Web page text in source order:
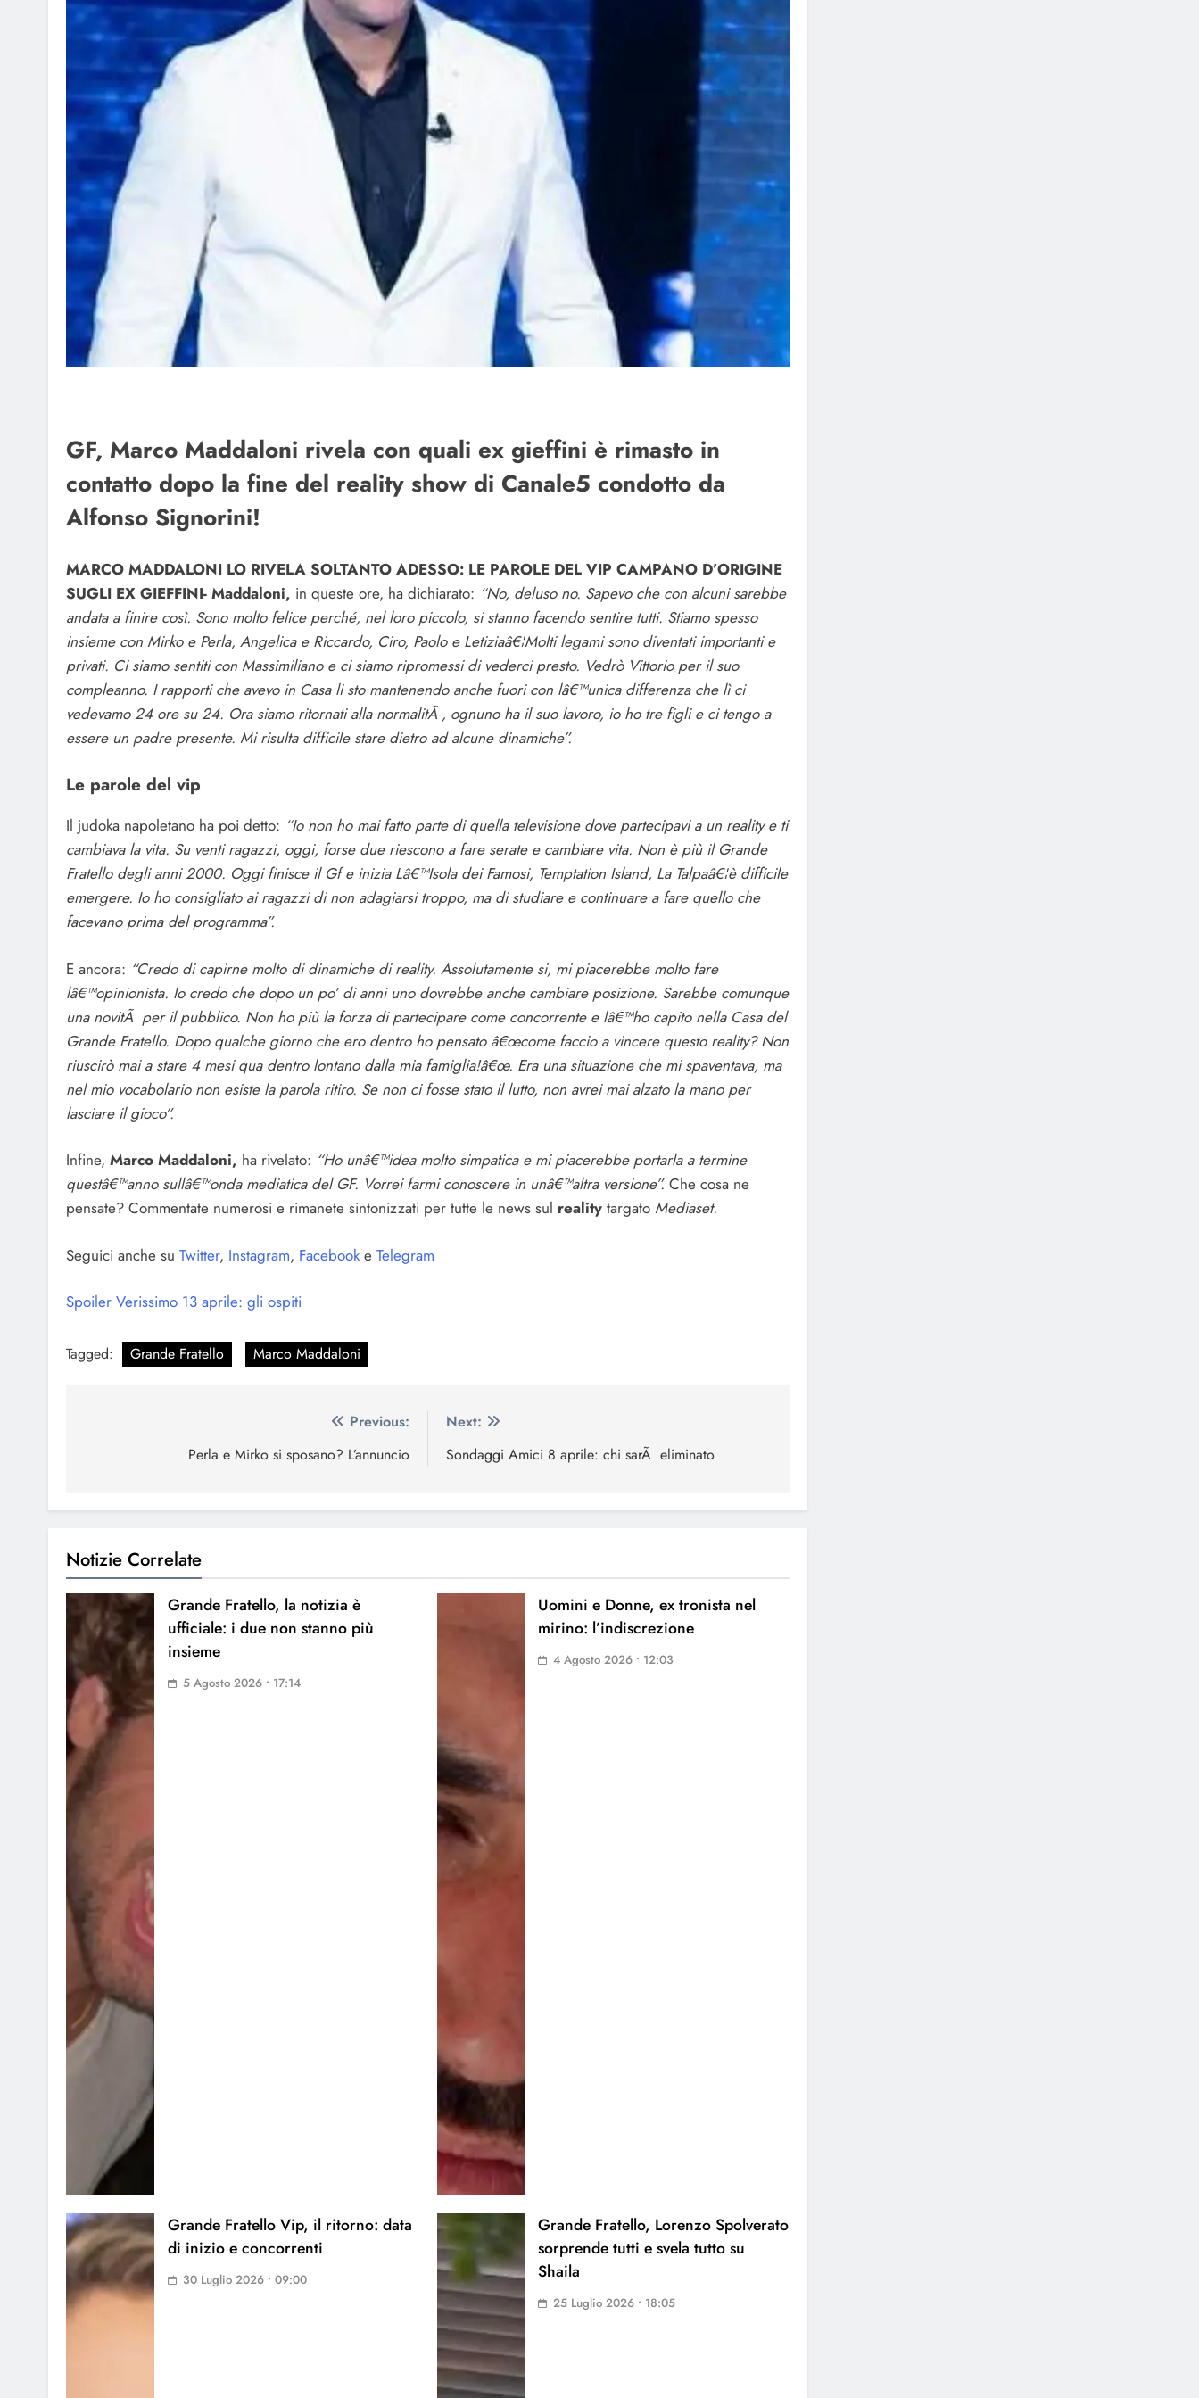
GF, Marco Maddaloni rivela con quali ex gieffini è rimasto in
contatto dopo la fine del reality show di Canale5 condotto da
Alfonso Signorini!
MARCO MADDALONI LO RIVELA SOLTANTO ADESSO: LE PAROLE DEL VIP CAMPANO D’ORIGINE
SUGLI EX GIEFFINI- Maddaloni, in queste ore, ha dichiarato: “No, deluso no. Sapevo che con alcuni sarebbe
andata a finire così. Sono molto felice perché, nel loro piccolo, si stanno facendo sentire tutti. Stiamo spesso
insieme con Mirko e Perla, Angelica e Riccardo, Ciro, Paolo e Letiziaâ€¦Molti legami sono diventati importanti e
privati. Ci siamo sentiti con Massimiliano e ci siamo ripromessi di vederci presto. Vedrò Vittorio per il suo
compleanno. I rapporti che avevo in Casa li sto mantenendo anche fuori con lâ€™unica differenza che lì ci
vedevamo 24 ore su 24. Ora siamo ritornati alla normalitÃ , ognuno ha il suo lavoro, io ho tre figli e ci tengo a
essere un padre presente. Mi risulta difficile stare dietro ad alcune dinamiche”.
Le parole del vip
Il judoka napoletano ha poi detto: “Io non ho mai fatto parte di quella televisione dove partecipavi a un reality e ti
cambiava la vita. Su venti ragazzi, oggi, forse due riescono a fare serate e cambiare vita. Non è più il Grande
Fratello degli anni 2000. Oggi finisce il Gf e inizia Lâ€™Isola dei Famosi, Temptation Island, La Talpaâ€¦è difficile
emergere. Io ho consigliato ai ragazzi di non adagiarsi troppo, ma di studiare e continuare a fare quello che
facevano prima del programma”.
E ancora: “Credo di capirne molto di dinamiche di reality. Assolutamente si, mi piacerebbe molto fare
lâ€™opinionista. Io credo che dopo un po’ di anni uno dovrebbe anche cambiare posizione. Sarebbe comunque
una novitÃ per il pubblico. Non ho più la forza di partecipare come concorrente e lâ€™ho capito nella Casa del
Grande Fratello. Dopo qualche giorno che ero dentro ho pensato â€œcome faccio a vincere questo reality? Non
riuscirò mai a stare 4 mesi qua dentro lontano dalla mia famiglia!â€œ. Era una situazione che mi spaventava, ma
nel mio vocabolario non esiste la parola ritiro. Se non ci fosse stato il lutto, non avrei mai alzato la mano per
lasciare il gioco”.
Infine, Marco Maddaloni, ha rivelato: “Ho unâ€™idea molto simpatica e mi piacerebbe portarla a termine
questâ€™anno sullâ€™onda mediatica del GF. Vorrei farmi conoscere in unâ€™altra versione”. Che cosa ne
pensate? Commentate numerosi e rimanete sintonizzati per tutte le news sul reality targato Mediaset.
Seguici anche su Twitter, Instagram, Facebooke Telegram
Spoiler Verissimo 13 aprile: gli ospiti
Tagged: Grande Fratello Marco Maddaloni
Previous:
Perla e Mirko si sposano? L’annuncio
Next:
Sondaggi Amici 8 aprile: chi sarÃ eliminato
Notizie Correlate
Grande Fratello, la notizia è
ufficiale: i due non stanno più
insieme
5 Agosto 2026 • 17:14
Uomini e Donne, ex tronista nel
mirino: l’indiscrezione
4 Agosto 2026 • 12:03
Grande Fratello Vip, il ritorno: data
di inizio e concorrenti
30 Luglio 2026 • 09:00
Grande Fratello, Lorenzo Spolverato
sorprende tutti e svela tutto su
Shaila
25 Luglio 2026 • 18:05